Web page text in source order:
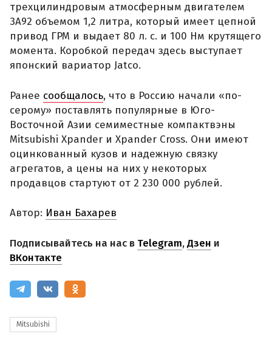
трехцилиндровым атмосферным двигателем
3A92 объемом 1,2 литра, который имеет цепной
привод ГРМ и выдает 80 л. с. и 100 Нм крутящего
момента. Коробкой передач здесь выступает
японский вариатор Jatco.
Ранее сообщалось, что в Россию начали «по-
серому» поставлять популярные в Юго-
Восточной Азии семиместные компактвэны
Mitsubishi Xpander и Xpander Cross. Они имеют
оцинкованный кузов и надежную связку
агрегатов, а цены на них у некоторых
продавцов стартуют от 2 230 000 рублей.
Автор: Иван Бахарев
Подписывайтесь на нас в Telegram,Дзен и
ВКонтакте
Mitsubishi